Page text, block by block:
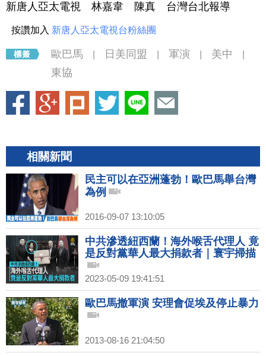
新唐人亞太電視 林嘉韋 陳真 台灣台北報導
按讚加入 新唐人亞太電視台粉絲團
歐巴馬 日美同盟 軍演 美中
東協
相關新聞
民主可以在亞洲蓬勃！歐巴馬舉台灣
為例
2016-09-07 13:10:05
中共滲透紐西蘭！海外喉舌代理人 竟
是反對黨華人最大捐款者｜寰宇掃描
2023-05-09 19:41:51
歐巴馬撤軍演 安理會促埃及停止暴力
2013-08-16 21:04:50